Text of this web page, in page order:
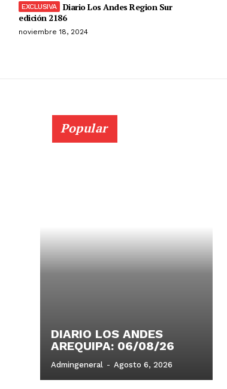
Diario Los Andes Region Sur
edición 2186
noviembre 18, 2024
Popular
DIARIO LOS ANDES
AREQUIPA: 06/08/26
Admingeneral - Agosto 6, 2026